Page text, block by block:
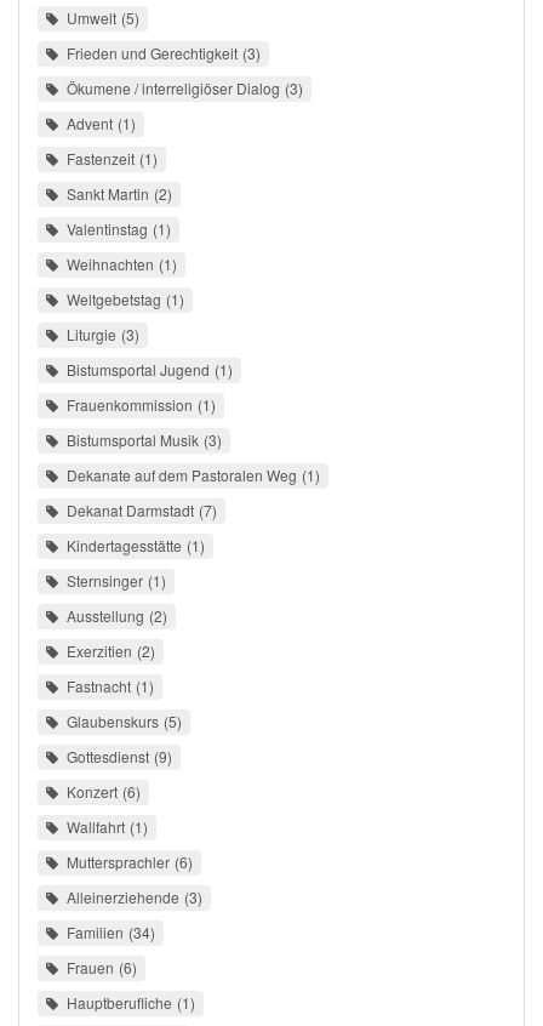
Umwelt 5
Frieden und Gerechtigkeit 3
Ökumene / interreligiöser Dialog 3
Advent 1
Fastenzeit 1
Sankt Martin 2
Valentinstag 1
Weihnachten 1
Weltgebetstag 1
Liturgie 3
Bistumsportal Jugend 1
Frauenkommission 1
Bistumsportal Musik 3
Dekanate auf dem Pastoralen Weg 1
Dekanat Darmstadt 7
Kindertagesstätte 1
Sternsinger 1
Ausstellung 2
Exerzitien 2
Fastnacht 1
Glaubenskurs 5
Gottesdienst 9
Konzert 6
Wallfahrt 1
Muttersprachler 6
Alleinerziehende 3
Familien 34
Frauen 6
Hauptberufliche 1